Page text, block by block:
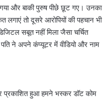
और बाकी पुरुष पीछे छूट गए। उनका
लगाएं तो दूसरे आरोपियों की पहचान भी
सबूत नहीं मिला जैसा चर्चित
ने अपने कंप्यूटर में वीडियो और नाम
प्रकाशित हुआ हमने भस्कर डॉट कोम